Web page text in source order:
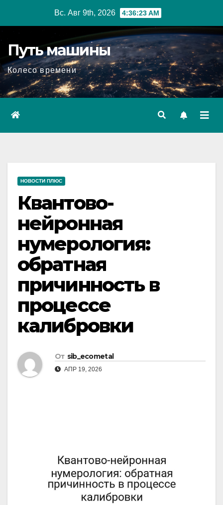
Вс. Авг 9th, 2026 4:36:25 AM
Путь машины
Колесо времени
НОВОСТИ ПЛЮС
Квантово-
нейронная
нумерология:
обратная
причинность в
процессе
калибровки
От sib_ecometal
АПР 19, 2026